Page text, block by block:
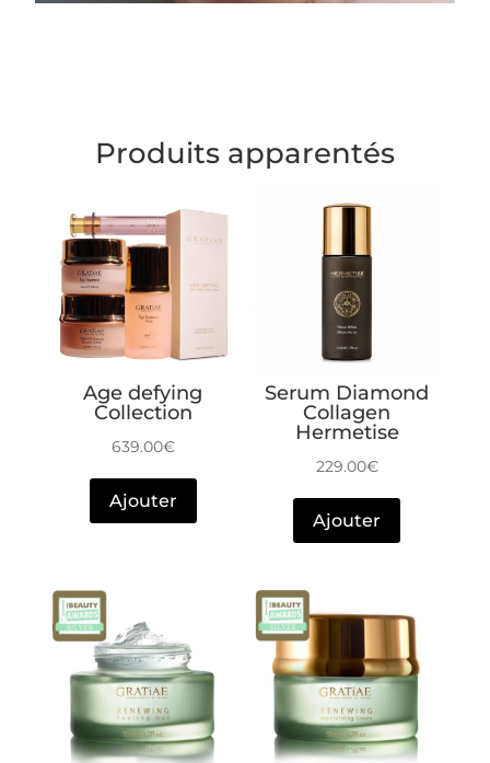
Produits apparentés
Age defying
Collection
639.00€
Ajouter
Serum Diamond
Collagen
Hermetise
229.00€
Ajouter